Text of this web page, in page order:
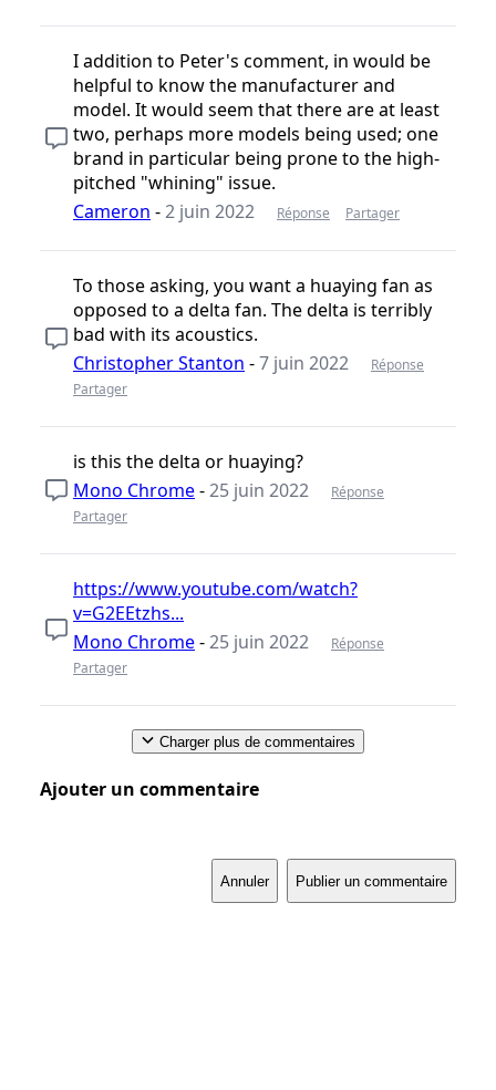
I addition to Peter's comment, in would be
helpful to know the manufacturer and
model. It would seem that there are at least
two, perhaps more models being used; one
brand in particular being prone to the high-
pitched "whining" issue.
Cameron -2 juin 2022 Réponse Partager
To those asking, you want a huaying fan as
opposed to a delta fan. The delta is terribly
bad with its acoustics.
Christopher Stanton -7 juin 2022
Réponse
Partager
is this the delta or huaying?
Mono Chrome-25 juin 2022
Réponse
Partager
https://www.youtube.com/watch?
v=G2EEtzhs...
Mono Chrome-25 juin 2022
Réponse
Partager
Charger plus de commentaires
Ajouter un commentaire
Annuler Publier un commentaire